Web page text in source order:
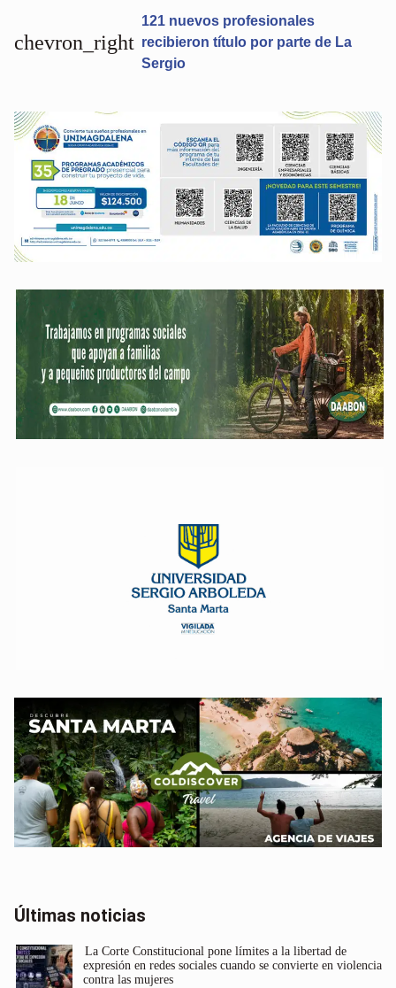
121 nuevos profesionales
recibieron título por parte de La
Sergio
chevron_right
Últimas noticias
La Corte Constitucional pone límites a la libertad de
expresión en redes sociales cuando se convierte en violencia
contra las mujeres